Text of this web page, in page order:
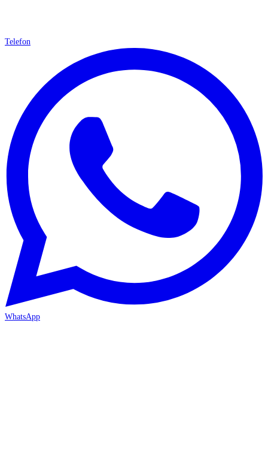
Telefon
WhatsApp